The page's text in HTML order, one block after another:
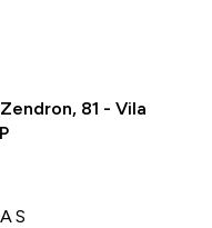
81 - Vila